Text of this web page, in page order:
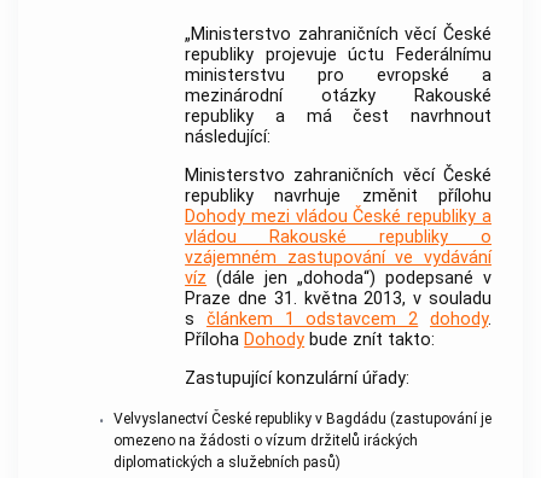
„Ministerstvo zahraničních věcí České
republiky projevuje úctu Federálnímu
ministerstvu pro evropské a
mezinárodní otázky Rakouské
republiky a má čest navrhnout
následující:
Ministerstvo zahraničních věcí České
republiky navrhuje změnit přílohu
Dohody mezi vládou České republiky a
vládou Rakouské republiky o
vzájemném zastupování ve vydávání
víz (dále jen „dohoda“) podepsané v
Praze dne 31. května 2013, v souladu
s článkem 1 odstavcem 2 dohody.
Příloha Dohody bude znít takto:
Zastupující konzulární úřady:
•
Velvyslanectví České republiky v Bagdádu (zastupování je
omezeno na žádosti o vízum držitelů iráckých
diplomatických a služebních pasů)